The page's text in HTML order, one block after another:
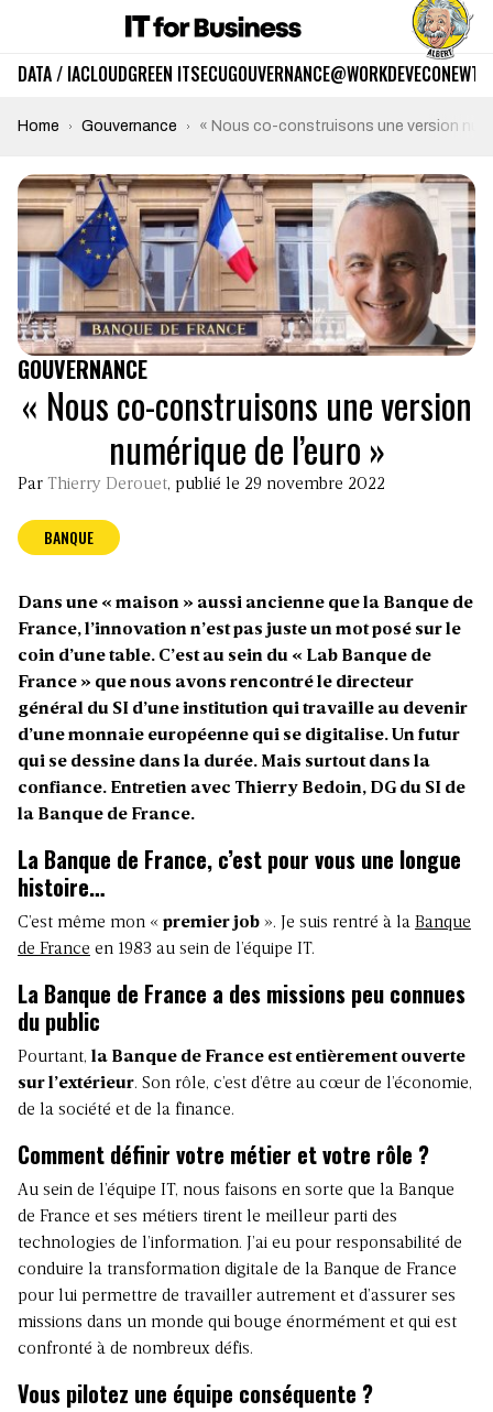
DATA / IACLOUDGREEN ITSECUGOUVERNANCE@WORKDEVECO
Home Gouvernance « Nous co-construisons une version
GOUVERNANCE
« Nous co-construisons une version
numérique de l’euro »
Par Thierry Derouet, publié le 29 novembre 2022
BANQUE
Dans une « maison » aussi ancienne que la Banque de
France, l’innovation n’est pas juste un mot posé sur le
coin d’une table. C’est au sein du « Lab Banque de
France » que nous avons rencontré le directeur
général du SI d’une institution qui travaille au devenir
d’une monnaie européenne qui se digitalise. Un futur
qui se dessine dans la durée. Mais surtout dans la
confiance. Entretien avec Thierry Bedoin, DG du SI de
la Banque de France.
La Banque de France, c’est pour vous une longue
histoire…
C’est même mon « premier job ». Je suis rentré à la Banque
de France en 1983 au sein de l’équipe IT.
La Banque de France a des missions peu connues
du public
Pourtant, la Banque de France est entièrement ouverte
sur l’extérieur. Son rôle, c’est d’être au cœur de l’économie,
de la société et de la finance.
Comment définir votre métier et votre rôle ?
Au sein de l’équipe IT, nous faisons en sorte que la Banque
de France et ses métiers tirent le meilleur parti des
technologies de l’information. J’ai eu pour responsabilité de
conduire la transformation digitale de la Banque de France
pour lui permettre de travailler autrement et d’assurer ses
missions dans un monde qui bouge énormément et qui est
confronté à de nombreux défis.
Vous pilotez une équipe conséquente ?